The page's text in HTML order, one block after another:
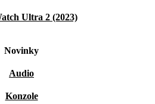
Ultra 2 (2023)
Novinky
Audio
Konzole